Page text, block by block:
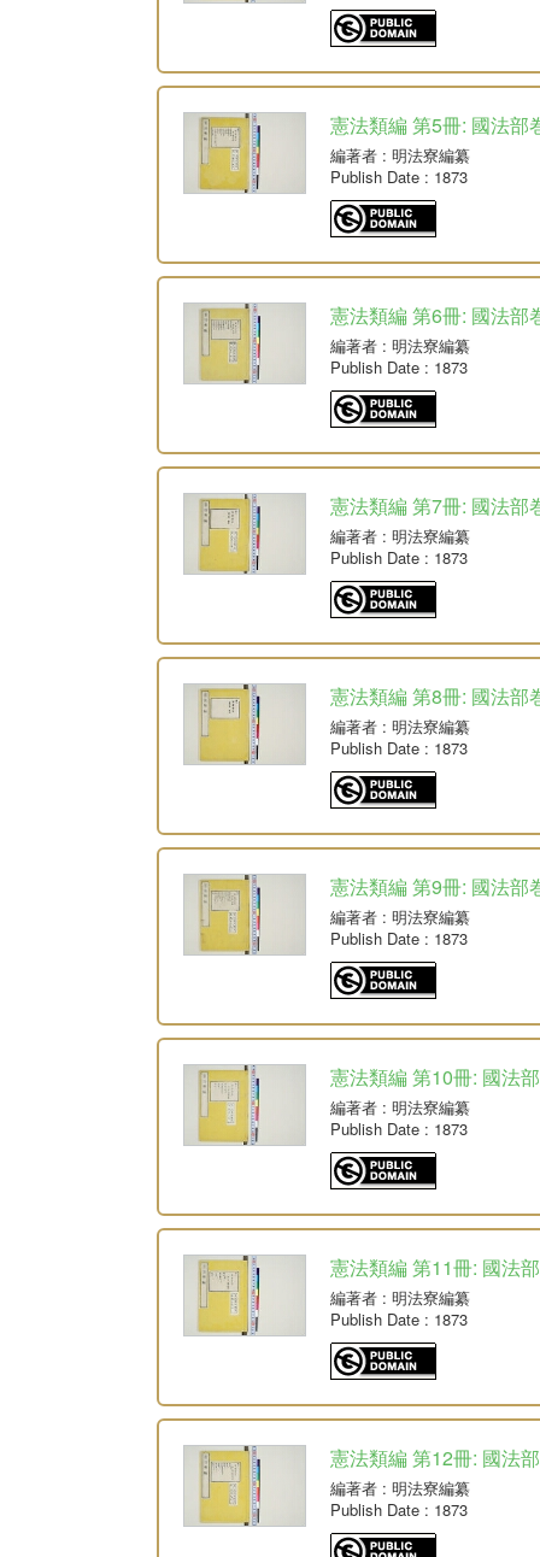
憲法類編 第5冊: 國法部
編著者 : 明法寮編纂
Publish Date : 1873
憲法類編 第6冊: 國法部
編著者 : 明法寮編纂
Publish Date : 1873
憲法類編 第7冊: 國法部
編著者 : 明法寮編纂
Publish Date : 1873
憲法類編 第8冊: 國法部
編著者 : 明法寮編纂
Publish Date : 1873
憲法類編 第9冊: 國法部
編著者 : 明法寮編纂
Publish Date : 1873
憲法類編 第10冊: 國法
編著者 : 明法寮編纂
Publish Date : 1873
憲法類編 第11冊: 國法
編著者 : 明法寮編纂
Publish Date : 1873
憲法類編 第12冊: 國法
編著者 : 明法寮編纂
Publish Date : 1873